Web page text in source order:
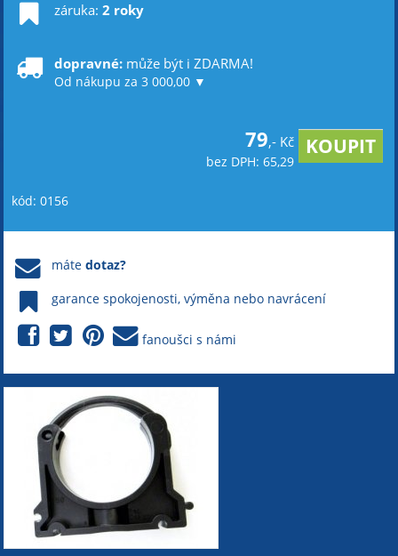
záruka: 2 roky
dopravné: může být i ZDARMA!
Od nákupu za 3 000,00 ▼
79,- Kč
bez DPH: 65,29
kód: 0156
mátedotaz?
garance spokojenosti, výměna nebo navrácení
fanoušci s námi